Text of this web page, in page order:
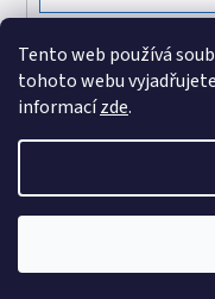
Tento web používá
tohoto webu
informacízde.